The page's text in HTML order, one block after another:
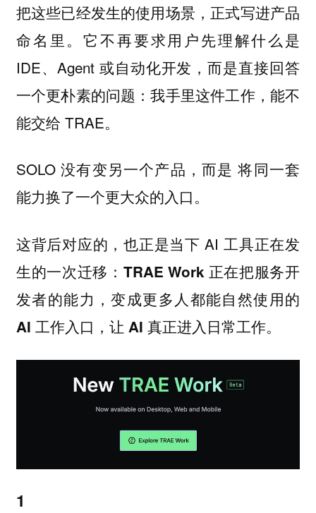
把这些已经发生的使用场景，正式写进产品
命名里。它不再要求用户先理解什么是
IDE、Agent 或自动化开发，而是直接回答
一个更朴素的问题：我手里这件工作，能不
能交给 TRAE。
SOLO 没有变另一个产品，而是 将同一套
能力换了一个更大众的入口。
这背后对应的，也正是当下 AI 工具正在发
生的一次迁移： TRAE Work 正在把服务开
发者的能力，变成更多人都能自然使用的
AI 工作入口，让 AI 真正进入日常工作。
1